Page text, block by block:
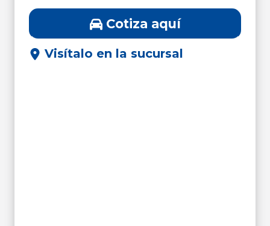
Cotiza aquí
Visítalo en la sucursal